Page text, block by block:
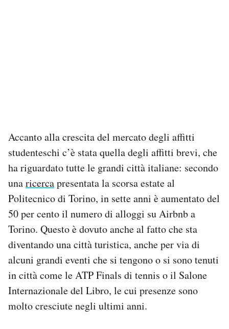
Accanto alla crescita del mercato degli affitti
studenteschi c’è stata quella degli affitti brevi, che
ha riguardato tutte le grandi città italiane: secondo
unaricercapresentata la scorsa estate al
Politecnico di Torino, in sette anni è aumentato del
50 per cento il numero di alloggi su Airbnb a
Torino. Questo è dovuto anche al fatto che sta
diventando una città turistica, anche per via di
alcuni grandi eventi che si tengono o si sono tenuti
in città come le ATP Finals di tennis o il Salone
Internazionale del Libro, le cui presenze sono
molto cresciute negli ultimi anni.